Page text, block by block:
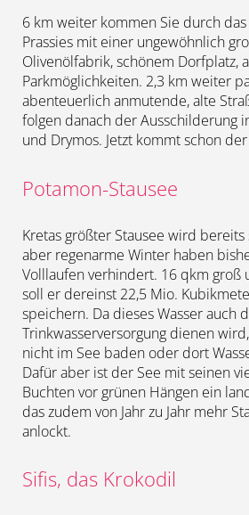
6 km weiter kommen Sie durch
Prassies mit einer ungewöhnlich
Olivenölfabrik, schönem Dorfplatz,
Parkmöglichkeiten. 2,3 km weiter
abenteuerlich anmutende, alte
folgen danach der Ausschilderung
und Drymos. Jetzt kommt schon
Potamon-Stausee
Kretas größter Stausee wird
aber regenarme Winter haben
Volllaufen verhindert. 16 qkm groß
soll er dereinst 22,5 Mio.
speichern. Da dieses Wasser auch
Trinkwasserversorgung dienen
nicht im See baden oder dort
Dafür aber ist der See mit seinen
Buchten vor grünen Hängen ein
das zudem von Jahr zu Jahr mehr
anlockt.
Sifis, das Krokodil